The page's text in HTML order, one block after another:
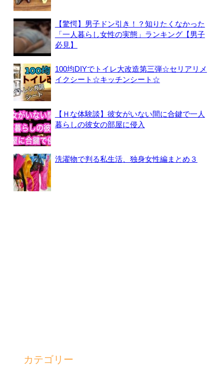
【驚愕】男子ドン引き！？知りたくなかった
「一人暮らし女性の実態」ランキング【男子
必見】
100均DIYでトイレ大改造第三弾☆セリアリメ
イクシート☆キッチンシート☆
【Ｈな体験談】彼女がいない間に合鍵で一人
暮らしの彼女の部屋に侵入
洗濯物で判る私生活、独身女性編まとめ３
カテゴリー